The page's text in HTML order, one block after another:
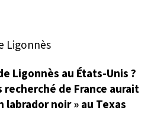
Ligonnès au États-Unis ?
recherché de France aurait
labrador noir » au Texas